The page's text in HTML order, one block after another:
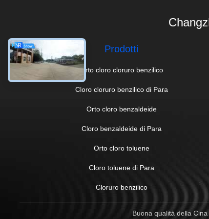
Prodotti
Orto cloro cloruro benzilico
Cloro cloruro benzilico di Para
Orto cloro benzaldeide
Cloro benzaldeide di Para
Orto cloro toluene
Cloro toluene di Para
Cloruro benzilico
Buona qualità della